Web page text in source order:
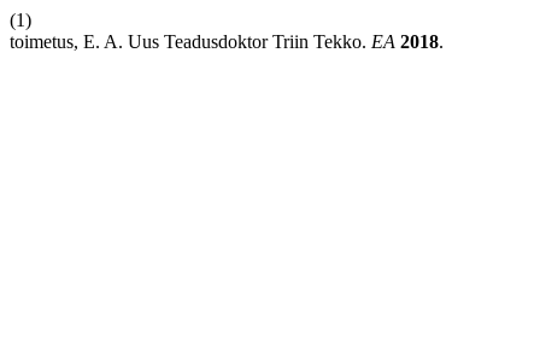
(1)
toimetus, E. A. Uus Teadusdoktor Triin Tekko. EA 2018.